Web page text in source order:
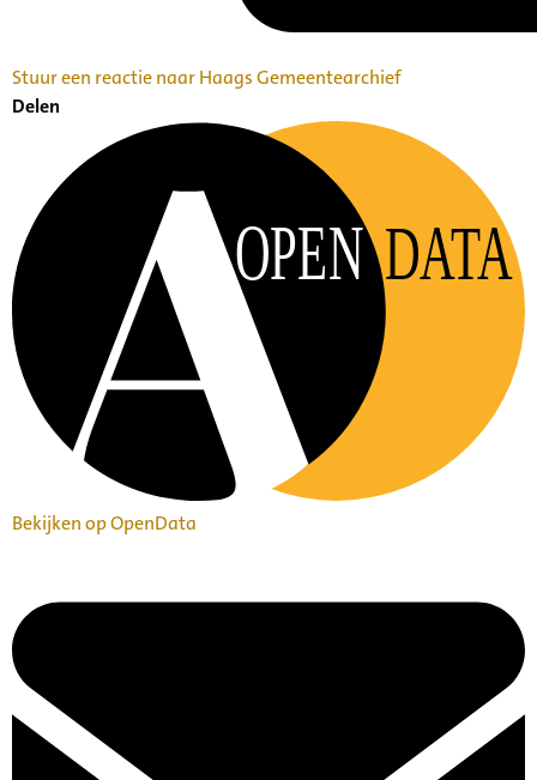
Stuur een reactie naar Haags Gemeentearchief
Delen
OPEN DATA
Bekijken op OpenData